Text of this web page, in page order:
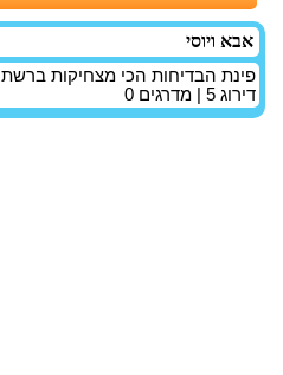
אבא ויוסי
פינת הבדיחות הכי מצחיקות ברשת
דירוג 5 | מדרגים 0